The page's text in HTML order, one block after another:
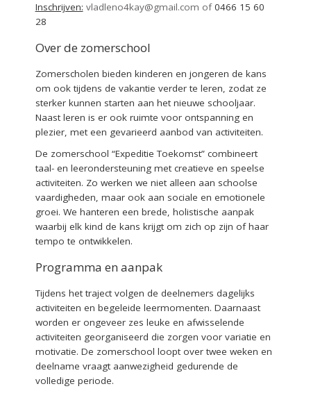
Inschrijven: vladleno4kay@gmail.com of0466 15 60
28
Over de zomerschool
Zomerscholen bieden kinderen en jongeren de kans
om ook tijdens de vakantie verder te leren, zodat ze
sterker kunnen starten aan het nieuwe schooljaar.
Naast leren is er ook ruimte voor ontspanning en
plezier, met een gevarieerd aanbod van activiteiten.
De zomerschool “Expeditie Toekomst” combineert
taal- en leerondersteuning met creatieve en speelse
activiteiten. Zo werken we niet alleen aan schoolse
vaardigheden, maar ook aan sociale en emotionele
groei. We hanteren een brede, holistische aanpak
waarbij elk kind de kans krijgt om zich op zijn of haar
tempo te ontwikkelen.
Programma en aanpak
Tijdens het traject volgen de deelnemers dagelijks
activiteiten en begeleide leermomenten. Daarnaast
worden er ongeveer zes leuke en afwisselende
activiteiten georganiseerd die zorgen voor variatie en
motivatie. De zomerschool loopt over twee weken en
deelname vraagt aanwezigheid gedurende de
volledige periode.